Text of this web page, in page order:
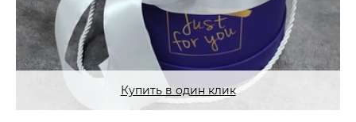
Купить в один клик